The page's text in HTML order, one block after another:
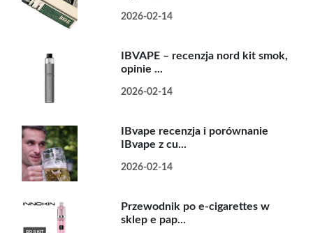
2026-02-14
IBVAPE – recenzja nord kit smok,
opinie ...
2026-02-14
IBvape recenzja i porównanie
IBvape z cu...
2026-02-14
Przewodnik po e-cigarettes w
sklep e pap...